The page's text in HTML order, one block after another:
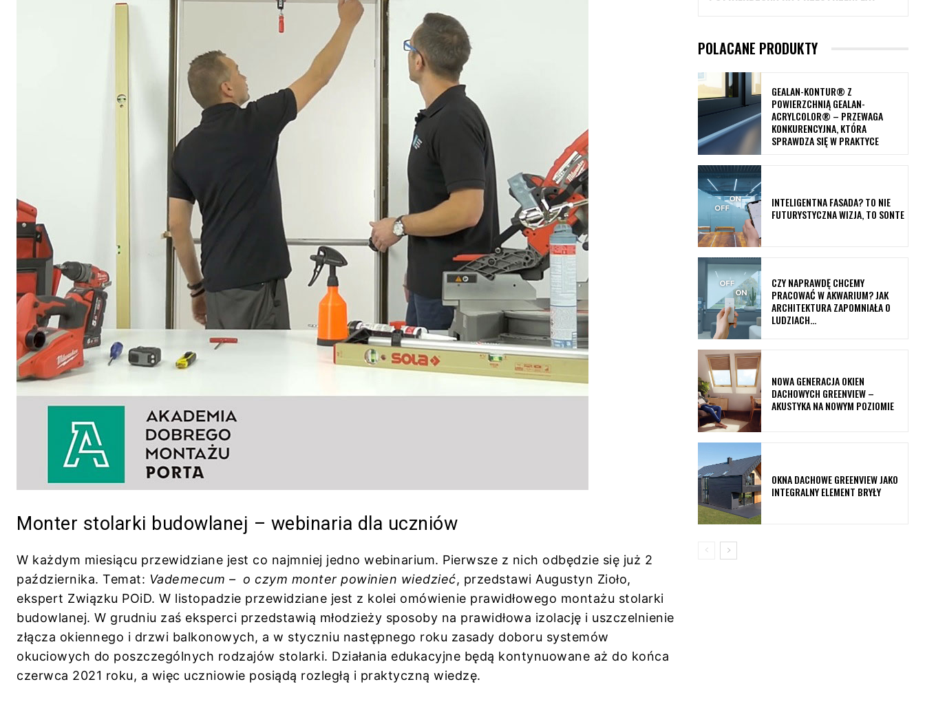
Monter stolarki budowlanej – webinaria dla uczniów
W każdym miesiącu przewidziane jest co najmniej jedno webinarium. Pierwsze z nich odbędzie się już 2
października. Temat: Vademecum – o czym monter powinien wiedzieć, przedstawi Augustyn Zioło,
ekspert Związku POiD. W listopadzie przewidziane jest z kolei omówienie prawidłowego montażu stolarki
budowlanej. W grudniu zaś eksperci przedstawią młodzieży sposoby na prawidłowa izolację i uszczelnienie
złącza okiennego i drzwi balkonowych, a w styczniu następnego roku zasady doboru systemów
okuciowych do poszczególnych rodzajów stolarki. Działania edukacyjne będą kontynuowane aż do końca
czerwca 2021 roku, a więc uczniowie posiądą rozległą i praktyczną wiedzę.
POLACANE PRODUKTY
GEALAN-KONTUR® Z
POWIERZCHNIĄ GEALAN-
ACRYLCOLOR® – PRZEWAGA
KONKURENCYJNA, KTÓRA
SPRAWDZA SIĘ W PRAKTYCE
INTELIGENTNA FASADA? TO NIE
FUTURYSTYCZNA WIZJA, TO SONTE
CZY NAPRAWDĘ CHCEMY
PRACOWAĆ W AKWARIUM? JAK
ARCHITEKTURA ZAPOMNIAŁA O
LUDZIACH…
NOWA GENERACJA OKIEN
DACHOWYCH GREENVIEW –
AKUSTYKA NA NOWYM POZIOMIE
OKNA DACHOWE GREENVIEW JAKO
INTEGRALNY ELEMENT BRYŁY